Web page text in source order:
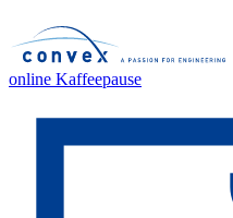
online Kaffeepause